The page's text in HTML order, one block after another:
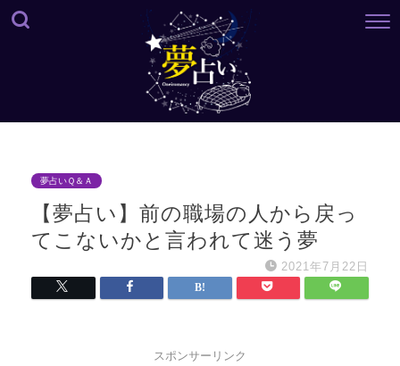
夢占いＱ＆Ａ
【夢占い】前の職場の人から戻っ
てこないかと言われて迷う夢
2021年7月22日
スポンサーリンク